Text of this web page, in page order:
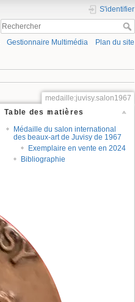
S'identifier
Gestionnaire Multimédia Plan du site
medaille:juvisy.salon1967
Table des matières
Médaille du salon international
des beaux-art de Juvisy de 1967
Exemplaire en vente en 2024
Bibliographie